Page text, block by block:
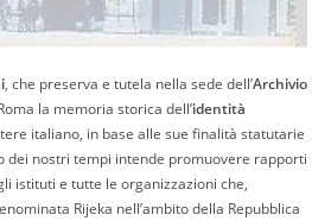
, che preserva e tutela nella sede dell’Archivio
la memoria storica dell’identità
italiano, in base alle sue finalità statutarie
dei nostri tempi intende promuovere rapporti
istituti e tutte le organizzazioni che,
Rijeka nell’ambito della Repubblica